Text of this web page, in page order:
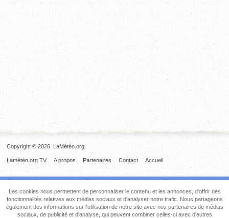
Copyright © 2026. LaMétéo.org
Accueil
Contact
Partenaires
A propos
Lamétéo.org TV
Les cookies nous permettent de personnaliser le contenu et les annonces, d'offrir des
fonctionnalités relatives aux médias sociaux et d'analyser notre trafic. Nous partageons
également des informations sur l'utilisation de notre site avec nos partenaires de médias
sociaux, de publicité et d'analyse, qui peuvent combiner celles-ci avec d'autres